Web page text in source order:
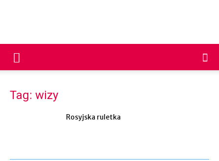
PNP
Tag: wizy
Rosyjska ruletka